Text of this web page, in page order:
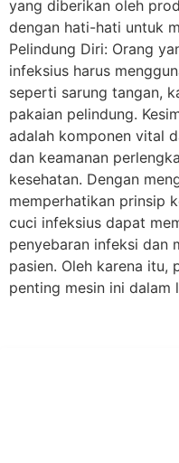
yang diberikan oleh
dengan hati-hati untuk
Pelindung Diri: Orang
infeksius harus
seperti sarung tangan,
pakaian pelindung.
adalah komponen vital
dan keamanan
kesehatan. Dengan
memperhatikan prinsip
cuci infeksius dapat
penyebaran infeksi dan
pasien. Oleh karena itu,
penting mesin ini dalam